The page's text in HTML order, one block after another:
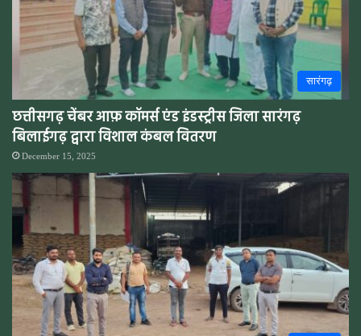
सारंगढ़
छत्तीसगढ़ चेंबर आफ़ कॉमर्स एंड इंडस्ट्रीस जिला सारंगढ़
बिलाईगढ़ द्वारा विशाल कंबल वितरण
December 15, 2025